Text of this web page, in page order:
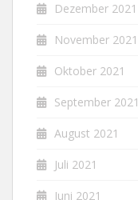
Dezember 2021
November 2021
Oktober 2021
September 2021
August 2021
Juli 2021
Juni 2021